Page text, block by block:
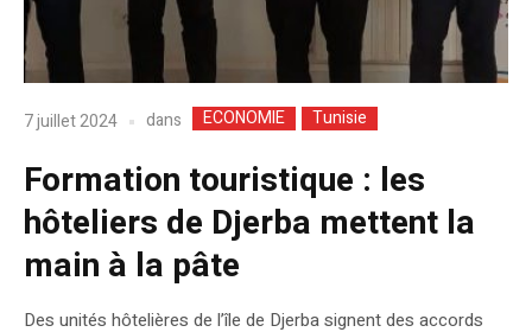
7 juillet 2024 dans ECONOMIE Tunisie
Formation touristique : les
hôteliers de Djerba mettent la
main à la pâte
Des unités hôtelières de l’île de Djerba signent des accords